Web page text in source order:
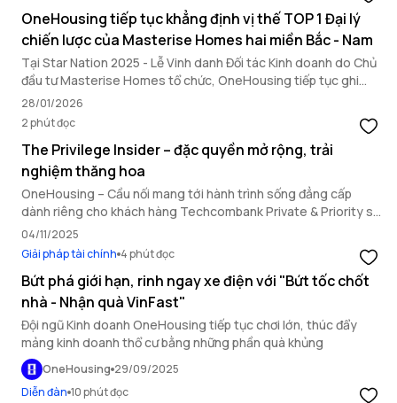
OneHousing tiếp tục khẳng định vị thế TOP 1 Đại lý
chiến lược của Masterise Homes hai miền Bắc - Nam
Tại Star Nation 2025 - Lễ Vinh danh Đối tác Kinh doanh do Chủ
đầu tư Masterise Homes tổ chức, OneHousing tiếp tục ghi
dấu ấn nổi bật với loạt thành tích quan trọng, khẳng định năng
lực triển khai toàn diện và vai trò đối tác chiến lược hàng đầu.
28/01/2026
2 phút đọc
The Privilege Insider – đặc quyền mở rộng, trải
nghiệm thăng hoa
OneHousing – Cầu nối mang tới hành trình sống đẳng cấp
dành riêng cho khách hàng Techcombank Private & Priority sở
hữu bất động sản Masterise Homes.
04/11/2025
Giải pháp tài chính 4 phút đọc
Bứt phá giới hạn, rinh ngay xe điện với "Bứt tốc chốt
nhà - Nhận quà VinFast"
Đội ngũ Kinh doanh OneHousing tiếp tục chơi lớn, thúc đẩy
mảng kinh doanh thổ cư bằng những phần quà khủng
OneHousing 29/09/2025
Diễn đàn 10 phút đọc